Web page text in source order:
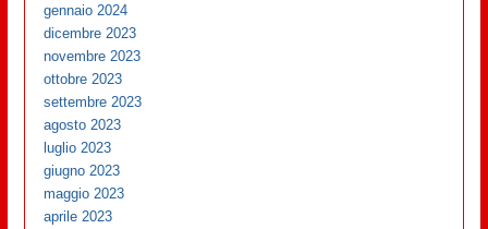
gennaio 2024
dicembre 2023
novembre 2023
ottobre 2023
settembre 2023
agosto 2023
luglio 2023
giugno 2023
maggio 2023
aprile 2023